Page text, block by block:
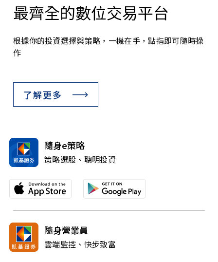
最齊全的數位交易平台
根據你的投資選擇與策略，一機在手，點指即可隨時操
作
了解更多
隨身e策略
策略選股、聰明投資
隨身營業員
雲端監控、快步致富